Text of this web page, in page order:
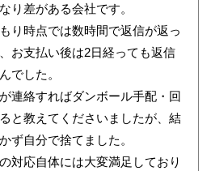
り差がある会社です。
り時点では数時間で返信が返っ
お支払い後は2日経っても返信
でした。
連絡すればダンボール手配・回
と教えてくださいましたが、結
ず自分で捨てました。
対応自体には大変満足しており